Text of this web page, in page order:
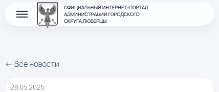
ОФИЦИАЛЬНЫЙ ИНТЕРНЕТ-ПОРТАЛ
АДМИНИСТРАЦИИ ГОРОДСКОГО
ОКРУГА ЛЮБЕРЦЫ
← Все новости
28.05.2025